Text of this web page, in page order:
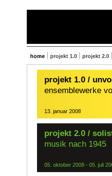
home projekt 1.0 projekt 2.0
projekt 1.0 /
ensemblewerke
13. januar 2008
projekt 2.0 /
musik nach 1945
05. oktober 2008 - 05. juli